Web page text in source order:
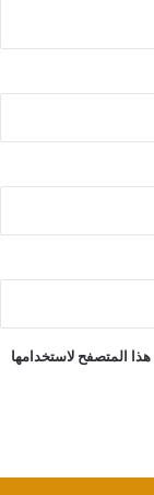
المتصفح لاستخدامها